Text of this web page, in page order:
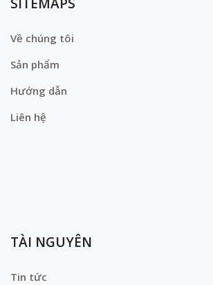
SITEMAPS
Về chúng tôi
Sản phẩm
Hướng dẫn
Liên hệ
TÀI NGUYÊN
Tin tức